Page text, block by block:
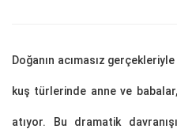
Doğanın acımasız
kuş türlerinde anne ve
atıyor. Bu dramatik